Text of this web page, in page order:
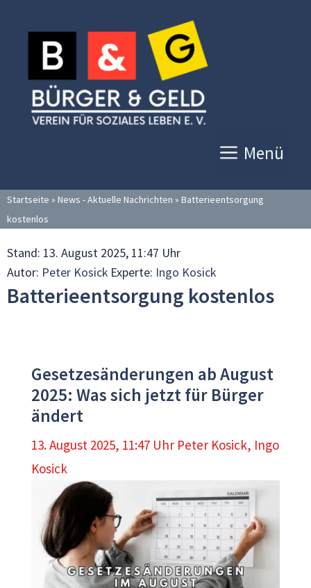
Inhalt
springen
Menü
Startseite » News - Aktuelle Nachrichten » Batterieentsorgung
kostenlos
Stand: 13. August 2025, 11:47 Uhr
Autor: Peter Kosick Experte: Ingo Kosick
Batterieentsorgung kostenlos
Gesetzesänderungen ab August
2025: Was sich jetzt für Bürger
ändert
13. August 2025, 11:47 Uhr Peter Kosick, Ingo
Kosick